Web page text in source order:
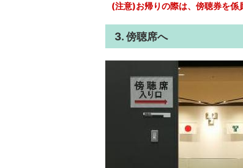
(注意)お帰りの際は、傍聴券を係
3. 傍聴席へ